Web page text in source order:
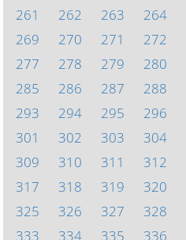
261
262 263 264
269
270 271 272
277
278 279 280
285
286 287 288
293
294 295 296
301
302 303 304
309
310 311 312
317
318 319 320
325
326 327 328
333
334 335 336